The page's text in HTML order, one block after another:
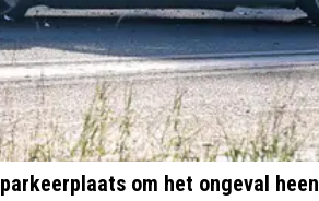
om het ongeval heen